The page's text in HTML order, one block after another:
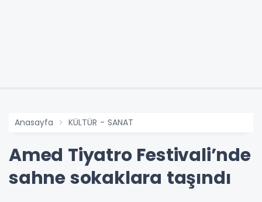
Anasayfa KÜLTÜR - SANAT
Amed Tiyatro Festivali’nde
sahne sokaklara taşındı